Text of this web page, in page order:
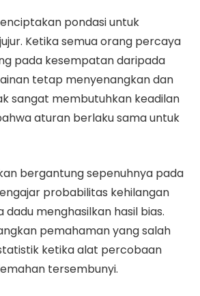
pondasi untuk
Ketika semua orang percaya
pada kesempatan daripada
tetap menyenangkan dan
sangat membutuhkan keadilan
aturan berlaku sama untuk
bergantung sepenuhnya pada
probabilitas kehilangan
dadu menghasilkan hasil bias.
pemahaman yang salah
ketika alat percobaan
tersembunyi.